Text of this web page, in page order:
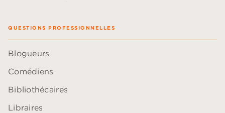
QUESTIONS PROFESSIONNELLES
Blogueurs
Comédiens
Bibliothécaires
Libraires